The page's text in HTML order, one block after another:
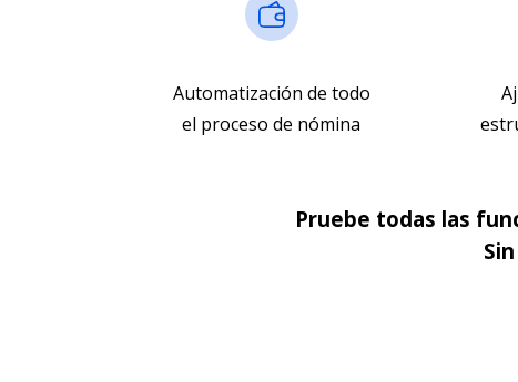
Automatización de todo
el proceso de nómina
Pruebe todas las